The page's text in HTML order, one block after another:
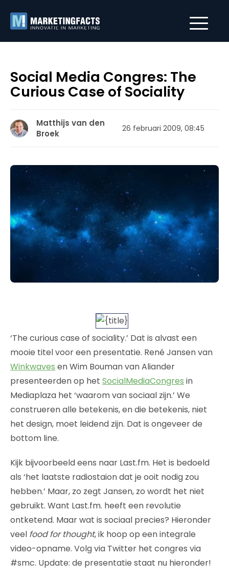
Social Media Congres: The
Curious Case of Sociality
Matthijs van den
Broek
26 februari 2009, 08:45
‘The curious case of sociality.’ Dat is alvast een
mooie titel voor een presentatie. René Jansen van
Winkwaves en Wim Bouman van Aliander
presenteerden op het SocialMediaCongres in
Mediaplaza het ‘waarom van sociaal zijn.’ We
construeren alle betekenis, en die betekenis, niet
het design, moet leidend zijn. Dat is ongeveer de
bottom line.
Kijk bijvoorbeeld eens naar Last.fm. Het is bedoeld
als ‘het laatste radiostaion dat je ooit nodig zou
hebben.’ Maar, zo zegt Jansen, zo wordt het niet
gebruikt. Want Last.fm. heeft een revolutie
ontketend. Maar wat is sociaal precies? Hieronder
veel food for thought, ik hoop op een integrale
video-opname. Volg via Twitter het congres via
#smc. Update: de presentatie staat nu hieronder!